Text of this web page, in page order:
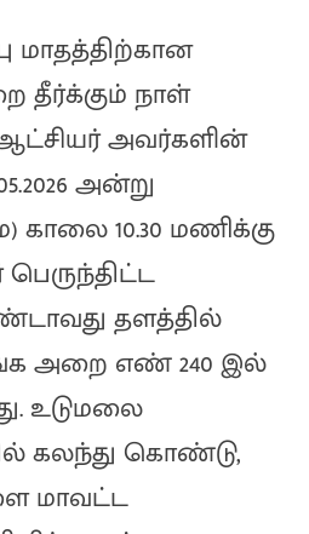
மாதத்திற்கான
தீர்க்கும் நாள்
அவர்களின்
அன்று
10.30 மணிக்கு
தளத்தில்
அறை எண் 240 இல்
உடுமலை
கலந்து கொண்டு,
மாவட்ட